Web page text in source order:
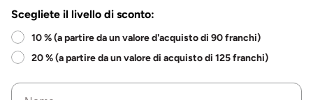
Scegliete il livello di sconto:
10 % (a partire da un valore d'acquisto di 90 franchi)
20 % (a partire da un valore di acquisto di 125 franchi)
Nome